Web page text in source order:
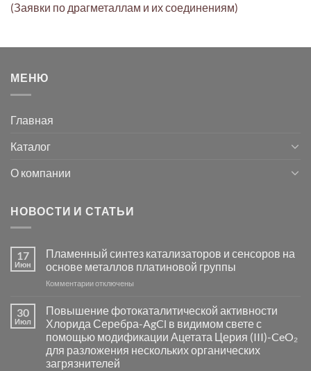
(Заявки по драгметаллам и их соединениям)
МЕНЮ
Главная
Каталог
О компании
НОВОСТИ И СТАТЬИ
17
Июн
Пламенный синтез катализаторов и сенсоров на
основе металлов платиновой группы
Комментариик
Пламенный
синтез
катализаторов
и
сенсоров
на
отключены
30
Июл
Повышение фотокаталитической активности
Хлорида Серебра-AgCl в видимом свете с
помощью модификации Ацетата Церия (III)-CeO₂
для разложения нескольких органических
загрязнителей